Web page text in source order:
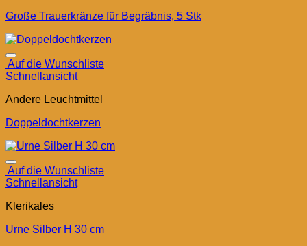
Große Trauerkränze für Begräbnis, 5 Stk
Auf die Wunschliste
Schnellansicht
Andere Leuchtmittel
Doppeldochtkerzen
Auf die Wunschliste
Schnellansicht
Klerikales
Urne Silber H 30 cm